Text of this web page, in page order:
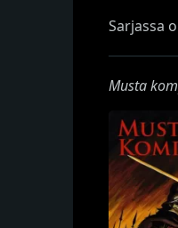
Sarjassa
Musta